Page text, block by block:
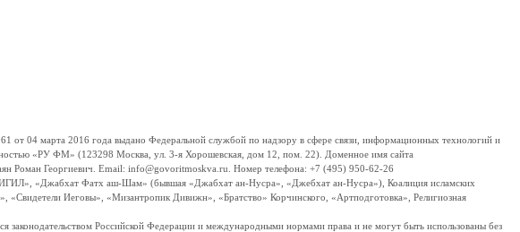
04 марта 2016 года выдано Федеральной службой по надзору в сфере связи, информационных технологий и
«РУ ФМ» (123298 Москва, ул. 3-я Хорошевская, дом 12, пом. 22). Доменное имя сайта
Роман Георгиевич. Email: info@govoritmoskva.ru. Номер телефона: +7 (495) 950-62-26
«Джабхат Фатх аш-Шам» (бывшая «Джабхат ан-Нусра», «Джебхат ан-Нусра»), Коалиция исламских
Иеговы», «Мизантропик Дивижн», «Братство» Корчинского, «Артподготовка», Религиозная
Российской Федерации и международными нормами права и не могут быть использованы без